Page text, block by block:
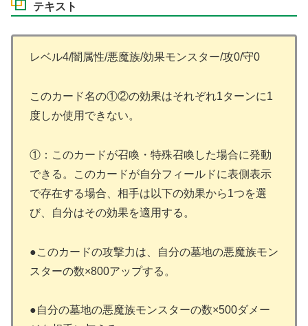
テキスト
レベル4/闇属性/悪魔族/効果モンスター/攻0/守0
このカード名の①②の効果はそれぞれ1ターンに1
度しか使用できない。
①：このカードが召喚・特殊召喚した場合に発動
できる。このカードが自分フィールドに表側表示
で存在する場合、相手は以下の効果から1つを選
び、自分はその効果を適用する。
●このカードの攻撃力は、自分の墓地の悪魔族モン
スターの数×800アップする。
●自分の墓地の悪魔族モンスターの数×500ダメー